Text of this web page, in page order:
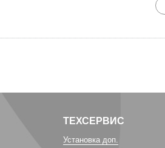
ТЕХСЕРВИС
Установка доп.